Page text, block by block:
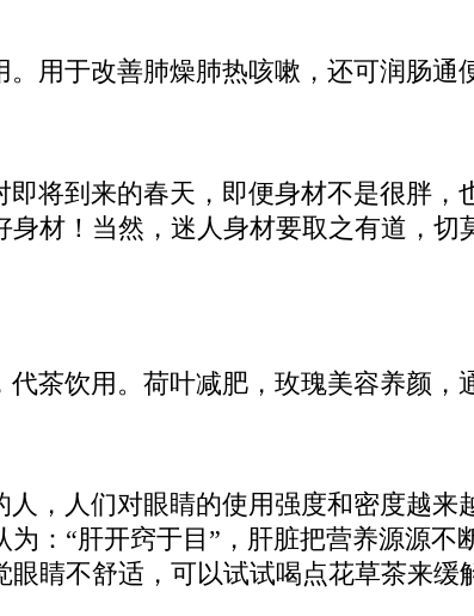
用于改善肺燥肺热咳嗽，还可润肠通
将到来的春天，即便身材不是很胖，
材！当然，迷人身材要取之有道，切
茶饮用。荷叶减肥，玫瑰美容养颜，
，人们对眼睛的使用强度和密度越来
：“肝开窍于目”，肝脏把营养源源不
睛不舒适，可以试试喝点花草茶来缓